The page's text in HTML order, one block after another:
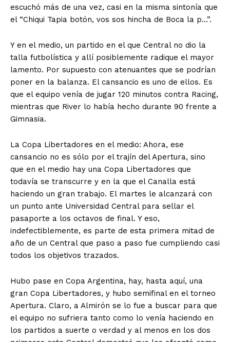
escuchó más de una vez, casi en la misma sintonía que
el “Chiqui Tapia botón, vos sos hincha de Boca la p…”.
Y en el medio, un partido en el que Central no dio la
talla futbolística y allí posiblemente radique el mayor
lamento. Por supuesto con atenuantes que se podrían
poner en la balanza. El cansancio es uno de ellos. Es
que el equipo venía de jugar 120 minutos contra Racing,
mientras que River lo había hecho durante 90 frente a
Gimnasia.
La Copa Libertadores en el medio: Ahora, ese
cansancio no es sólo por el trajín del Apertura, sino
que en el medio hay una Copa Libertadores que
todavía se transcurre y en la que el Canalla está
haciendo un gran trabajo. El martes le alcanzará con
un punto ante Universidad Central para sellar el
pasaporte a los octavos de final. Y eso,
indefectiblemente, es parte de esta primera mitad de
año de un Central que paso a paso fue cumpliendo casi
todos los objetivos trazados.
Hubo pase en Copa Argentina, hay, hasta aquí, una
gran Copa Libertadores, y hubo semifinal en el torneo
Apertura. Claro, a Almirón se lo fue a buscar para que
el equipo no sufriera tanto como lo venía haciendo en
los partidos a suerte o verdad y al menos en los dos